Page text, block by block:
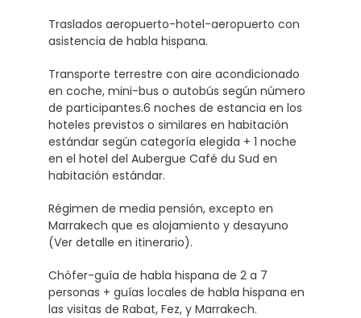
Traslados aeropuerto-hotel-aeropuerto con
asistencia de habla hispana.
Transporte terrestre con aire acondicionado
en coche, mini-bus o autobús según número
de participantes.6 noches de estancia en los
hoteles previstos o similares en habitación
estándar según categoría elegida + 1 noche
en el hotel del Aubergue Café du Sud en
habitación estándar.
Régimen de media pensión, excepto en
Marrakech que es alojamiento y desayuno
(Ver detalle en itinerario).
Chófer-guía de habla hispana de 2 a 7
personas + guías locales de habla hispana en
las visitas de Rabat, Fez, y Marrakech.